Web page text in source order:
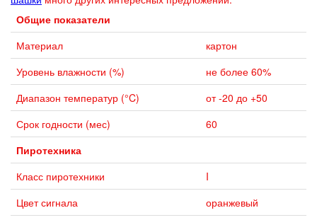
Общие показатели
Материал
картон
Уровень влажности (%)
не более 60%
Диапазон температур (°C)
от -20 до +50
Срок годности (мес)
60
Пиротехника
Класс пиротехники
I
Цвет сигнала
оранжевый